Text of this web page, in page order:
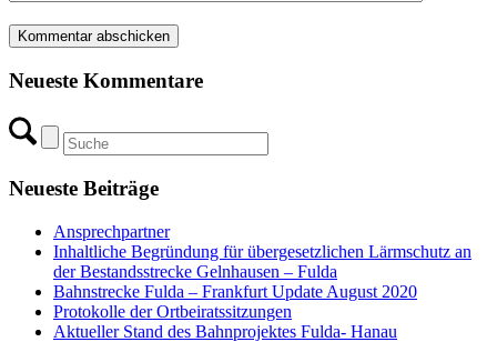
Neueste Kommentare
Neueste Beiträge
Ansprechpartner
Inhaltliche Begründung für übergesetzlichen Lärmschutz an
der Bestandsstrecke Gelnhausen – Fulda
Bahnstrecke Fulda – Frankfurt Update August 2020
Protokolle der Ortbeiratssitzungen
Aktueller Stand des Bahnprojektes Fulda- Hanau